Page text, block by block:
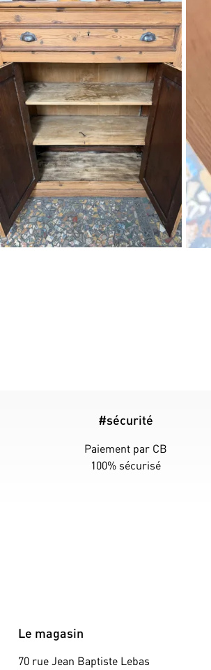
#sécurité
Paiement par CB
100% sécurisé
Le magasin
70 rue Jean Baptiste Lebas